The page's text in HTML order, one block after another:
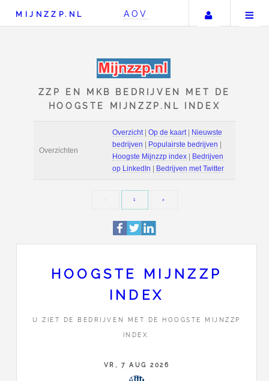
MIJNZZP.NL AOV Uw
ZZP EN MKB BEDRIJVEN
HOOGSTE MIJNZZP.NL
bedrijven
op LinkedIn
HOOGSTE MIJNZZP
INDEX
U ZIET DE BEDRIJVEN MET DE HOOGSTE MIJNZZP
INDEX.
VR, 7 AUG 2026